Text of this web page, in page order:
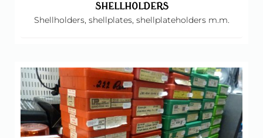
SHELLHOLDERS
Shellholders, shellplates, shellplateholders m.m.